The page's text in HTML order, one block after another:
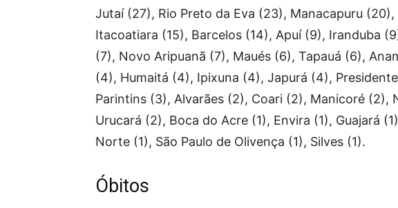
Jutaí (27), Rio Preto da Eva (23), Manacapuru (20),
Itacoatiara (15), Barcelos (14), Apuí (9), Iranduba
(7), Novo Aripuanã (7), Maués (6), Tapauá (6),
(4), Humaitá (4), Ipixuna (4), Japurá (4),
Parintins (3), Alvarães (2), Coari (2), Manicoré (2),
Urucará (2), Boca do Acre (1), Envira (1), Guajará
Norte (1), São Paulo de Olivença (1), Silves (1).
Óbitos